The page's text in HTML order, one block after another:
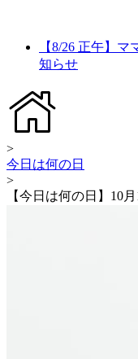
【8/26 正午】
知らせ
>
今日は何の日
>
【今日は何の日】10